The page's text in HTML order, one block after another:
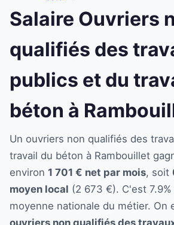
Salaire Ouvriers
qualifiés des
publics et du
béton à
Un ouvriers non qualifiés des
travail du béton à Rambouillet
environ 1 701 € net par mois, soit
moyen local (2 673 €). C'est
moyenne nationale du métier. On
ouvriers non qualifiés des